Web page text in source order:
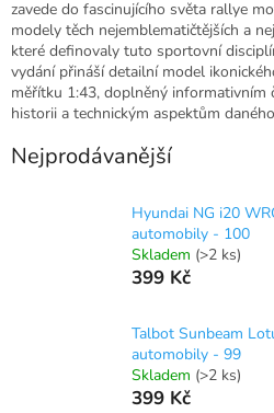
zavede do fascinujícího světa rallye
modely těch nejemblematičtějších a
které definovaly tuto sportovní
vydání přináší detailní model
měřítku 1:43, doplněný informativním
historii a technickým aspektům
Nejprodávanější
Hyundai NG i20
automobily - 100
Skladem (>2 ks)
399 Kč
Talbot Sunbeam
automobily - 99
Skladem (>2 ks)
399 Kč